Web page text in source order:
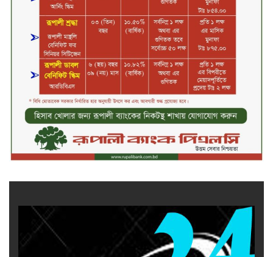
মুসলিম নিকাহ রেজিস্ট্রার কল্যাণ
পরিষদের সম্মেলন অনুষ্ঠিত